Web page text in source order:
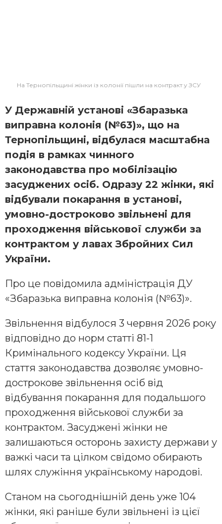
На Тернопільщині жінки із колонії пішли на контракт у ЗСУ
У Державній установі «Збаразька
виправна колонія (№63)», що на
Тернопільщині, відбулася масштабна
подія в рамках чинного
законодавства про мобілізацію
засуджених осіб. Одразу 22 жінки, які
відбували покарання в установі,
умовно-достроково звільнені для
проходження військової служби за
контрактом у лавах Збройних Сил
України.
Про це повідомила адміністрація ДУ
«Збаразька виправна колонія (№63)».
Звільнення відбулося 3 червня 2026 року
відповідно до норм статті 81-1
Кримінального кодексу України. Ця
стаття законодавства дозволяє умовно-
дострокове звільнення осіб від
відбування покарання для подальшого
проходження військової служби за
контрактом. Засуджені жінки не
залишаються осторонь захисту держави у
важкі часи та цілком свідомо обирають
шлях служіння українському народові.
Станом на сьогоднішній день уже 104
жінки, які раніше були звільнені із цієї